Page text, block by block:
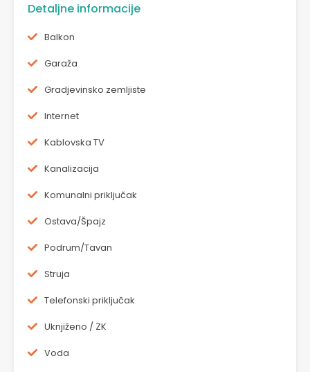
Detaljne informacije
Balkon
Garaža
Gradjevinsko zemljiste
Internet
Kablovska TV
Kanalizacija
Komunalni priključak
Ostava/Špajz
Podrum/Tavan
Struja
Telefonski priključak
Uknjiženo / ZK
Voda